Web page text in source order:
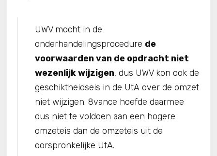
UWV mocht in de
onderhandelingsprocedure de
voorwaarden van de opdracht niet
wezenlijk wijzigen, dus UWV kon ook de
geschiktheidseis in de UtA over de omzet
niet wijzigen. 8vance hoefde daarmee
dus niet te voldoen aan een hogere
omzeteis dan de omzeteis uit de
oorspronkelijke UtA.